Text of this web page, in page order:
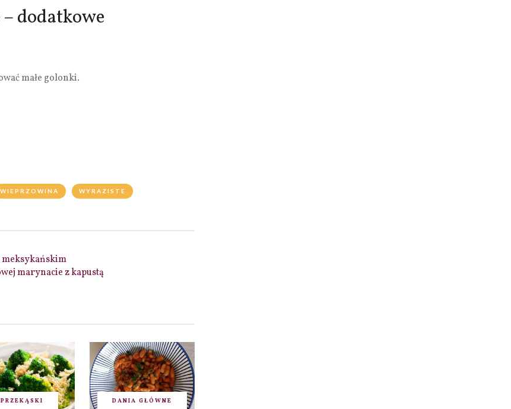
dodatkowe
małe golonki.
WIEPRZOWINA WYRAZISTE
meksykańskim
marynacie z kapustą
PRZEKĄSKI DANIA GŁÓWNE